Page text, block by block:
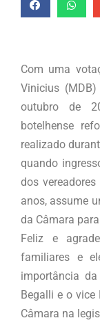
Com uma
Vinicius
outubro de
botelhense
realizado
quando
dos
anos, assume
da Câmara
Feliz e
familiares e
importância
Begalli e o vice
Câmara na